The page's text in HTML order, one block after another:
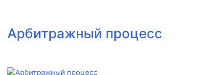
Арбитражный процесс